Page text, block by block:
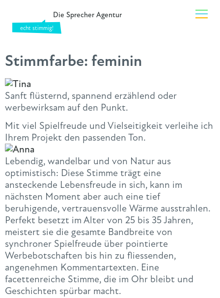
Die Sprecher Agentur
Stimmfarbe: feminin
Sanft flüsternd, spannend erzählend oder
werbewirksam auf den Punkt.
Mit viel Spielfreude und Vielseitigkeit verleihe ich
Ihrem Projekt den passenden Ton.
Lebendig, wandelbar und von Natur aus
optimistisch: Diese Stimme trägt eine
ansteckende Lebensfreude in sich, kann im
nächsten Moment aber auch eine tief
beruhigende, vertrauensvolle Wärme ausstrahlen.
Perfekt besetzt im Alter von 25 bis 35 Jahren,
meistert sie die gesamte Bandbreite von
synchroner Spielfreude über pointierte
Werbebotschaften bis hin zu fliessenden,
angenehmen Kommentartexten. Eine
facettenreiche Stimme, die im Ohr bleibt und
Geschichten spürbar macht.